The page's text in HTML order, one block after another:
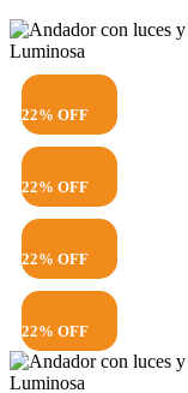
22% OFF
22% OFF
22% OFF
22% OFF